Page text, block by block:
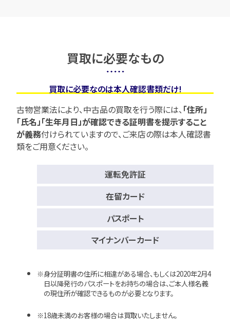
買取に必要なもの
買取に必要なのは本人確認書類だけ!
古物営業法により、中古品の買取を行う際には、「住所」
「氏名」「生年月日」が確認できる証明書を提示すること
が義務付けられていますので、ご来店の際は本人確認書
類をご用意ください。
運転免許証
在留カード
パスポート
マイナンバーカード
身分証明書の住所に相違がある場合、もしくは2020年2月4
日以降発行のパスポートをお持ちの場合は、ご本人様名義
の現住所が確認できるものが必要となります。
18歳未満のお客様の場合は買取いたしません。